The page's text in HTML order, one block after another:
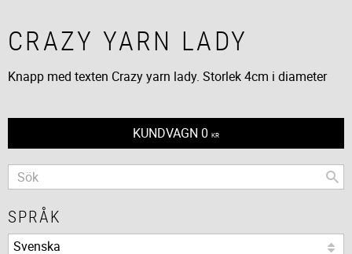
CRAZY YARN LADY
Knapp med texten Crazy yarn lady. Storlek 4cm i diameter
KUNDVAGN 0 KR
SPRÅK